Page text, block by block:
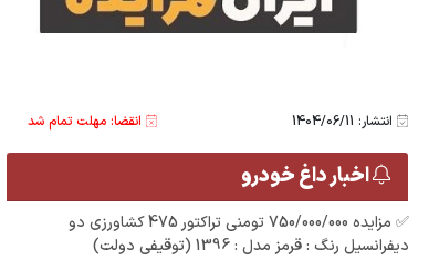
انتشار: 1404/06/11 انقضا: مهلت تمام شد
اخبار داغ خودرو
✅ مزایده 750/000/000 تومنی تراکتور 475 کشاورزی دو
دیفرانسیل رنگ : قرمز مدل : 1396 (توقیفی دولت)